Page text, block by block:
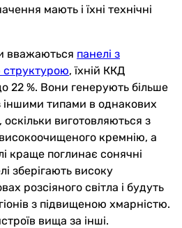
мають і їхні технічні
вважаються панелі з
структурою, їхній ККД
22 %. Вони генерують більше
іншими типами в однакових
виготовляються з
кремнію, а
краще поглинає сонячні
зберігають високу
розсіяного світла і будуть
з підвищеною хмарністю.
вища за інші.